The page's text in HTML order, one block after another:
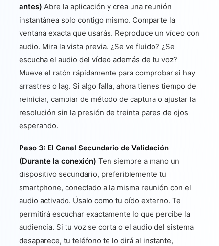
antes) Abre la aplicación y crea una reunión
instantánea solo contigo mismo. Comparte la
ventana exacta que usarás. Reproduce un vídeo con
audio. Mira la vista previa. ¿Se ve fluido? ¿Se
escucha el audio del vídeo además de tu voz?
Mueve el ratón rápidamente para comprobar si hay
arrastres o lag. Si algo falla, ahora tienes tiempo de
reiniciar, cambiar de método de captura o ajustar la
resolución sin la presión de treinta pares de ojos
esperando.
Paso 3: El Canal Secundario de Validación
(Durante la conexión) Ten siempre a mano un
dispositivo secundario, preferiblemente tu
smartphone, conectado a la misma reunión con el
audio activado. Úsalo como tu oído externo. Te
permitirá escuchar exactamente lo que percibe la
audiencia. Si tu voz se corta o el audio del sistema
desaparece, tu teléfono te lo dirá al instante,